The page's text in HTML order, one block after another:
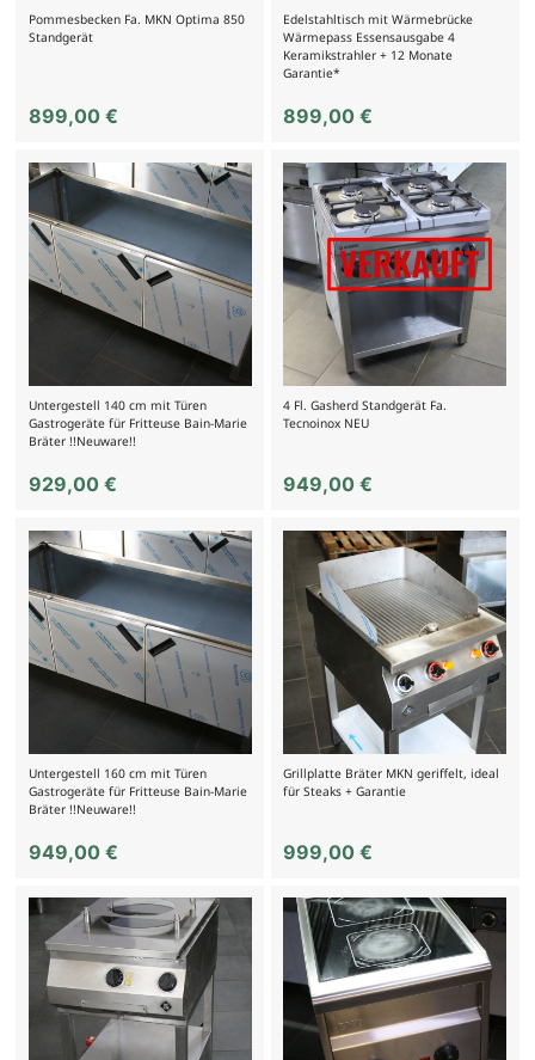
Pommesbecken Fa. MKN Optima 850
Standgerät
899,00 €
Edelstahltisch mit Wärmebrücke
Wärmepass Essensausgabe 4
Keramikstrahler + 12 Monate
Garantie*
899,00€
Untergestell 140 cm mit Türen
Gastrogeräte für Fritteuse Bain-Marie
Bräter !!Neuware!!
929,00 €
4 Fl. Gasherd Standgerät Fa.
Tecnoinox NEU
949,00€
Untergestell 160 cm mit Türen
Gastrogeräte für Fritteuse Bain-Marie
Bräter !!Neuware!!
949,00 €
Grillplatte Bräter MKN geriffelt, ideal
für Steaks + Garantie
999,00€